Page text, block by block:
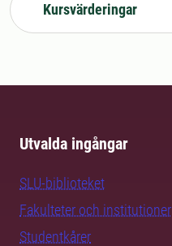
Kursvärderingar
Utvalda ingångar
SLU-biblioteket
Fakulteter och institutioner
Studentkårer